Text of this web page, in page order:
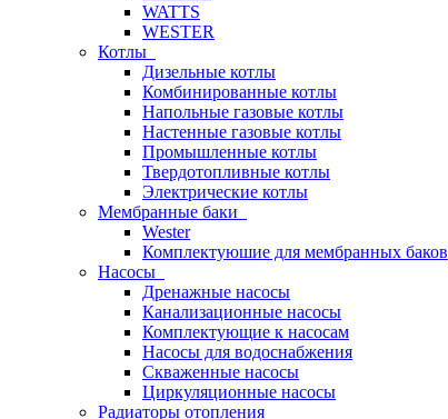
WATTS
WESTER
Котлы
Дизельные котлы
Комбинированные котлы
Напольные газовые котлы
Настенные газовые котлы
Промышленные котлы
Твердотопливные котлы
Электрические котлы
Мембранные баки
Wester
Комплектуюшие для мембранных баков
Насосы
Дренажные насосы
Канализационные насосы
Комплектующие к насосам
Насосы для водоснабжения
Скваженные насосы
Циркуляционные насосы
Радиаторы отопления